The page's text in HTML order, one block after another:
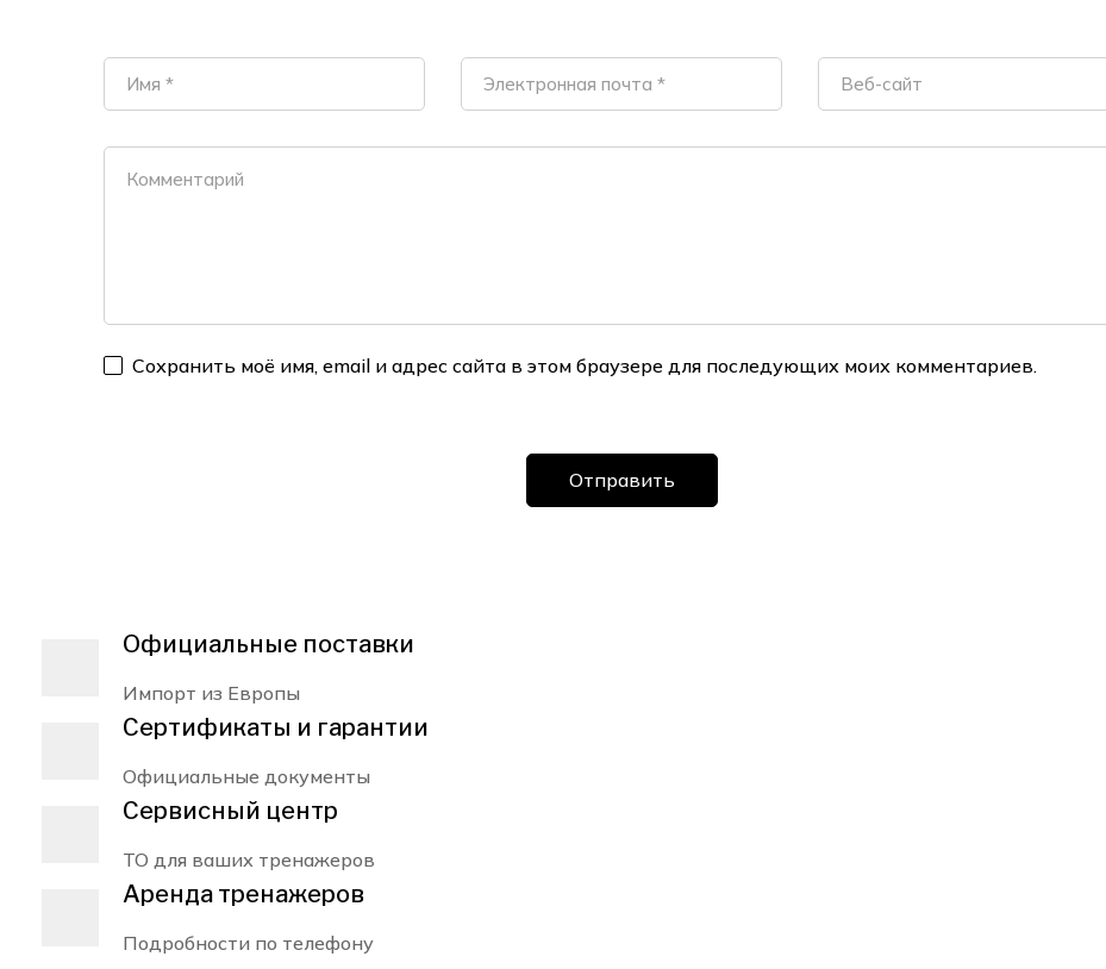
Сохранить моё имя, email и адрес сайта в этом браузере для последующих моих комментариев.
Официальные поставки
Импорт из Европы
Сертификаты и гарантии
Официальные документы
Сервисный центр
ТО для ваших тренажеров
Аренда тренажеров
Подробности по телефону